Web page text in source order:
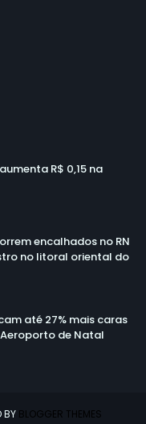
R$ 0,15 na
encalhados no RN
no litoral oriental do
até 27% mais caras
de Natal
BY BLOGGER THEMES